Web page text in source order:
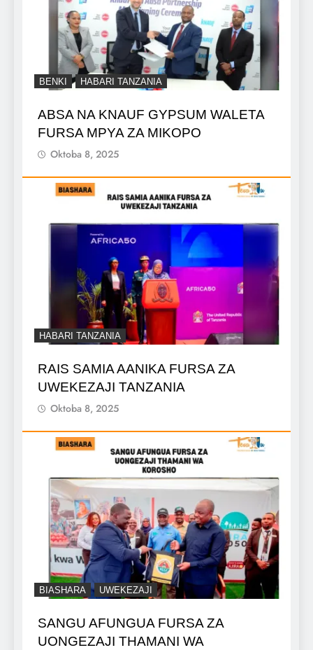
BENKI HABARI TANZANIA
ABSA NA KNAUF GYPSUM WALETA
FURSA MPYA ZA MIKOPO
Oktoba 8, 2025
HABARI TANZANIA
RAIS SAMIA AANIKA FURSA ZA
UWEKEZAJI TANZANIA
Oktoba 8, 2025
BIASHARA UWEKEZAJI
SANGU AFUNGUA FURSA ZA
UONGEZAJI THAMANI WA